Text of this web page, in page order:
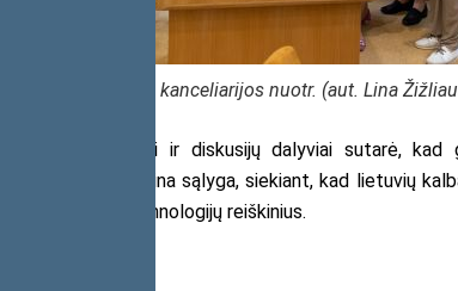
Seimo kanceliarijos nuotr. (aut. Lina
metu pranešėjai ir diskusijų dalyviai sutarė,
yra būtina sąlyga, siekiant, kad lietuvių
bei naujųjų technologijų reiškinius.